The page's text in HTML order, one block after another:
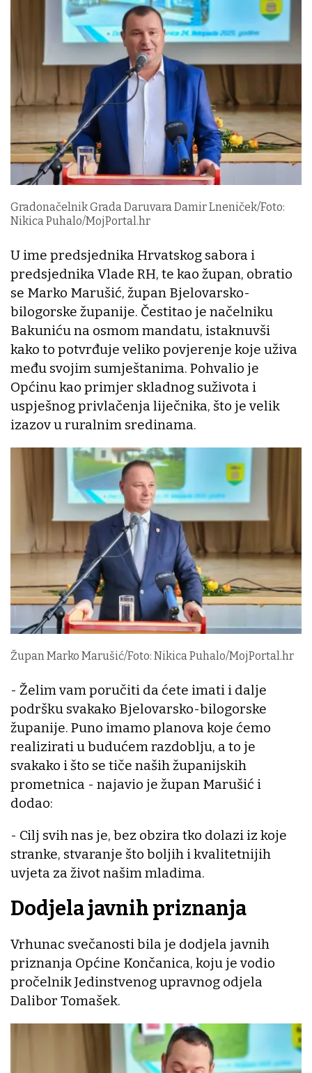
Gradonačelnik Grada Daruvara Damir Lneniček/Foto:
Nikica Puhalo/MojPortal.hr
U ime predsjednika Hrvatskog sabora i
predsjednika Vlade RH, te kao župan, obratio
se Marko Marušić, župan Bjelovarsko-
bilogorske županije. Čestitao je načelniku
Bakuniću na osmom mandatu, istaknuvši
kako to potvrđuje veliko povjerenje koje uživa
među svojim sumještanima. Pohvalio je
Općinu kao primjer skladnog suživota i
uspješnog privlačenja liječnika, što je velik
izazov u ruralnim sredinama.
Župan Marko Marušić/Foto: Nikica Puhalo/MojPortal.hr
- Želim vam poručiti da ćete imati i dalje
podršku svakako Bjelovarsko-bilogorske
županije. Puno imamo planova koje ćemo
realizirati u budućem razdoblju, a to je
svakako i što se tiče naših županijskih
prometnica - najavio je župan Marušić i
dodao:
- Cilj svih nas je, bez obzira tko dolazi iz koje
stranke, stvaranje što boljih i kvalitetnijih
uvjeta za život našim mladima.
Dodjela javnih priznanja
Vrhunac svečanosti bila je dodjela javnih
priznanja Općine Končanica, koju je vodio
pročelnik Jedinstvenog upravnog odjela
Dalibor Tomašek.